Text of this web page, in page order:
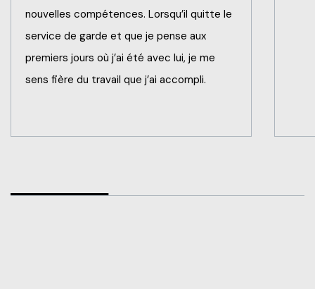
nouvelles compétences. Lorsqu’il quitte le
service de garde et que je pense aux
premiers jours où j’ai été avec lui, je me
sens fière du travail que j’ai accompli.